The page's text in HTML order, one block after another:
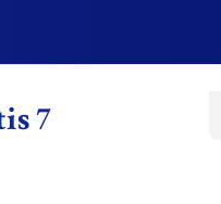
7